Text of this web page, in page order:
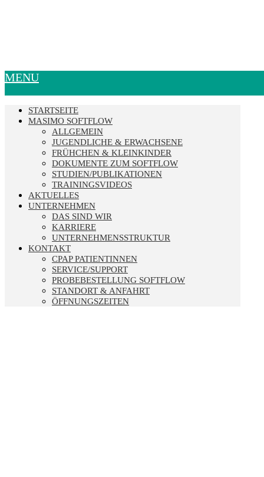
MENU
STARTSEITE
MASIMO SOFTFLOW
ALLGEMEIN
JUGENDLICHE & ERWACHSENE
FRÜHCHEN & KLEINKINDER
DOKUMENTE ZUM SOFTFLOW
STUDIEN/PUBLIKATIONEN
TRAININGSVIDEOS
AKTUELLES
UNTERNEHMEN
DAS SIND WIR
KARRIERE
UNTERNEHMENSSTRUKTUR
KONTAKT
CPAP PATIENTINNEN
SERVICE/SUPPORT
PROBEBESTELLUNG SOFTFLOW
STANDORT & ANFAHRT
ÖFFNUNGSZEITEN